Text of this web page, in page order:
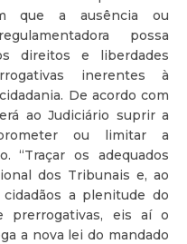
que a ausência ou
possa
direitos e liberdades
inerentes à
De acordo com
ao Judiciário suprir a
ou limitar a
“Traçar os adequados
dos Tribunais e, ao
a plenitude do
prerrogativas, eis aí o
a nova lei do mandado